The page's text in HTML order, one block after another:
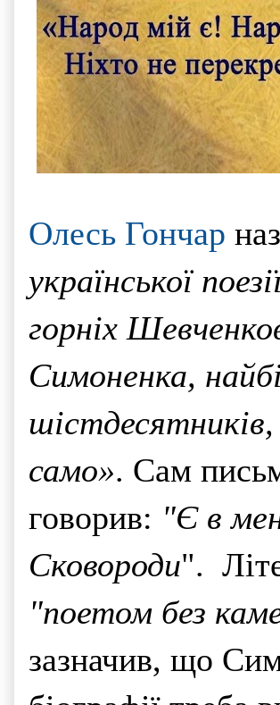
Олесь Гончар
української
горніх
Симоненка,
само». Сам
говорив: "Є в
Сковороди".
"поетом без
зазначив, що